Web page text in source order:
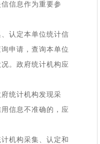
信息作为重要参
认定本单位统计信
申请，查询本单位
。政府统计机构应
统计机构发现采
信息不准确的，应
机构采集、认定和